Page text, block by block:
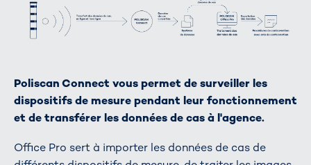
Poliscan Connect vous permet de surveiller les
dispositifs de mesure pendant leur fonctionnement
et de transférer les données de cas à l'agence.
Office Pro sert à importer les données de cas de